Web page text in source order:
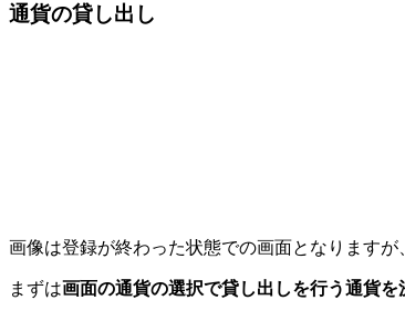
通貨の貸し出し
画像は登録が終わった状態での画面となります
まずは画面の通貨の選択で貸し出しを行う通貨を